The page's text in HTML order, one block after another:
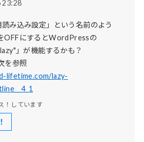
23:28
読み込み設定」という名前のよう
OFFにするとWordPressの
」が機能するかも？
を参照
lifetime.com/lazy-
！しています